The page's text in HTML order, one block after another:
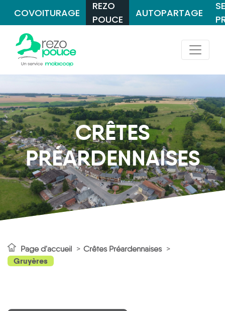
COVOITURAGE
REZO
POUCE
AUTOPARTAGE
CRÊTES
PRÉARDENNAISES
Page d'accueil Crêtes Préardennaises
Gruyères